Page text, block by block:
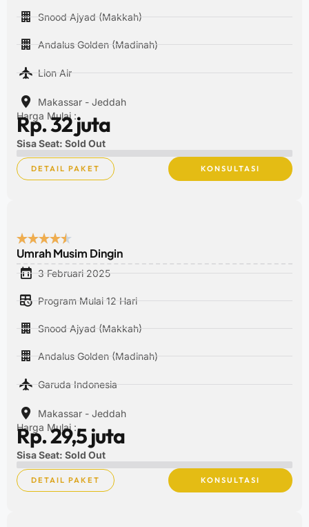
Snood Ajyad (Makkah)
Andalus Golden (Madinah)
Lion Air
Makassar - Jeddah
Harga Mulai :
Rp. 32 juta
Sisa Seat: Sold Out
DETAIL PAKET KONSULTASI
Umrah Musim Dingin
3 Februari 2025
Program Mulai 12 Hari
Snood Ajyad (Makkah)
Andalus Golden (Madinah)
Garuda Indonesia
Makassar - Jeddah
Harga Mulai :
Rp. 29,5 juta
Sisa Seat: Sold Out
DETAIL PAKET KONSULTASI